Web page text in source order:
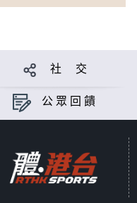
社 交
公眾回饋